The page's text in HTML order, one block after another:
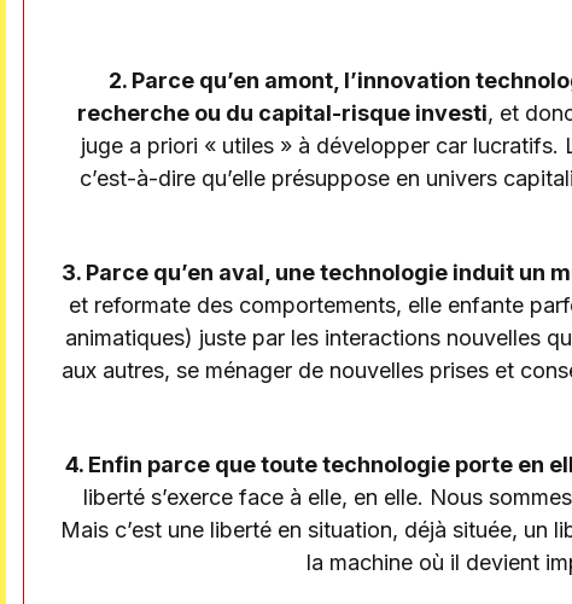
2. Parce qu’en amont, l’innovation
recherche ou du capital-risque investi, et
juge a priori « utiles » à développer car lucratifs.
c’est-à-dire qu’elle présuppose en univers
3. Parce qu’en aval, une technologie induit un
et reformate des comportements, elle enfante
animatiques) juste par les interactions nouvelles
aux autres, se ménager de nouvelles prises et
4. Enfin parce que toute technologie porte en
liberté s’exerce face à elle, en elle. Nous
Mais c’est une liberté en situation, déjà située, un
la machine où il devient